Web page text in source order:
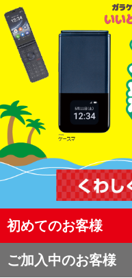
初めてのお客様
ご加入中のお客様